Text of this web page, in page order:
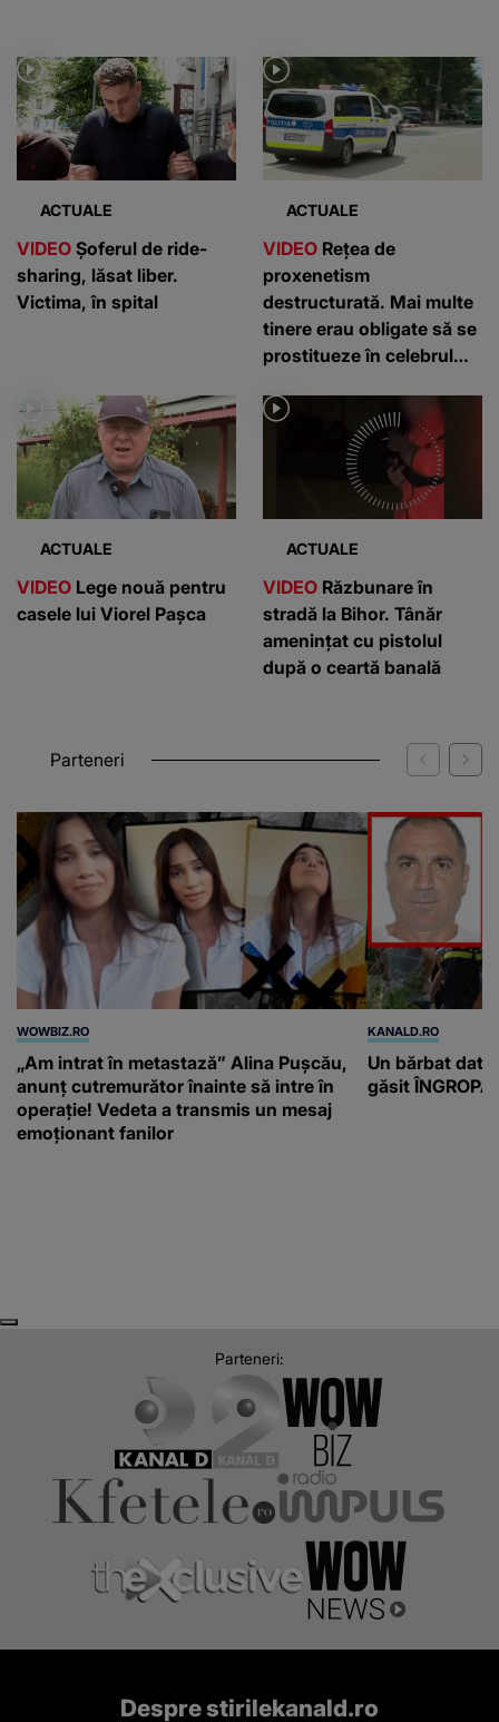
ACTUALE
VIDEO Șoferul de ride-
sharing, lăsat liber.
Victima, în spital
ACTUALE
VIDEO Rețea de
proxenetism
destructurată. Mai multe
tinere erau obligate să se
prostitueze în celebrul
Amsterdam
ACTUALE
VIDEO Lege nouă pentru
casele lui Viorel Pașca
ACTUALE
VIDEO Răzbunare în
stradă la Bihor. Tânăr
amenințat cu pistolul
după o ceartă banală
Parteneri
WOWBIZ.RO
„Am intrat în metastază” Alina Pușcău,
anunț cutremurător înainte să intre în
operație! Vedeta a transmis un mesaj
emoționant fanilor
KANALD.RO
Un bărbat dat
găsit
Parteneri:
Despre stirilekanald.ro